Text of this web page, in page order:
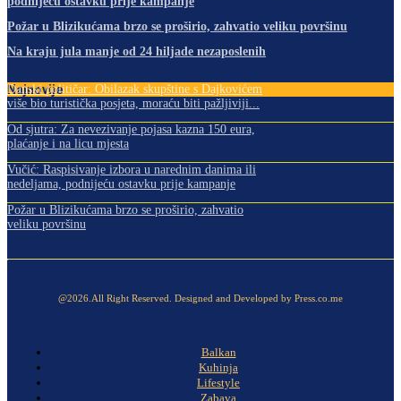
Požar u Blizikućama brzo se proširio, zahvatio veliku površinu
Na kraju jula manje od 24 hiljade nezaposlenih
Najnovije
Danski političar: Obilazak skupštine s Dajkovićem
više bio turistička posjeta, moraću biti pažljiviji...
Od sjutra: Za nevezivanje pojasa kazna 150 eura,
plaćanje i na licu mjesta
Vučić: Raspisivanje izbora u narednim danima ili
nedeljama, podnijeću ostavku prije kampanje
Požar u Blizikućama brzo se proširio, zahvatio
veliku površinu
@2026.All Right Reserved. Designed and Developed by Press.co.me
Balkan
Kuhinja
Lifestyle
Zabava